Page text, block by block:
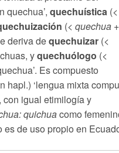
quechua’, quechuística (<
(< quechua
deriva dequechuizar (<
yquechuólogo (<
Es compuesto
hapl.) ‘lengua mixta
, con igual etimilogía y
quichuacomo
es de uso propio en